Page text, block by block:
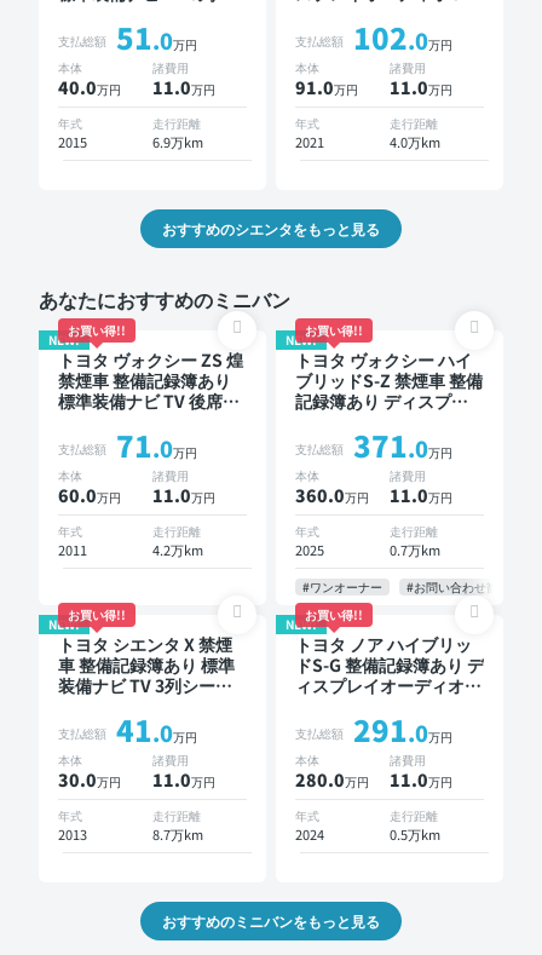
側電動スライドドア 7人
乗り
支払総額 51.0万円
本体
40.0万円
諸費用
11.0万円
年式
2015
走行距離
6.9万km
ETC 片側電動スライドド
ア 7人乗り
支払総額 102.0万円
本体
91.0万円
諸費用
11.0万円
年式
2021
走行距離
4.0万km
おすすめのシエンタをもっと見る
あなたにおすすめのミニバン
NEW!
お買い得!!
トヨタ ヴォクシー ZS 煌
禁煙車 整備記録簿あり
標準装備ナビ TV 後席モ
ックモニター 両側電動
スライドドア 8人乗り
支払総額 71.0万円
本体
60.0万円
諸費用
11.0万円
年式
2011
走行距離
4.2万km
NEW!
お買い得!!
トヨタ ヴォクシー ハイ
ブリッドS-Z 禁煙車 整備
記録簿あり ディスプレ
ニター ブラインドスポ
ットモニター デジタル
インナーミラー オート
クルーズ 3列シート スマ
ートキー ETC 電動バッ
クドア バックモニター
全方位カメラ ドライブ
レコーダー 衝突軽減 両
側電動スライドドア 7人
乗り
支払総額 371.0万円
本体
360.0万円
諸費用
11.0万円
年式
2025
走行距離
0.7万km
#ワンオーナー #お問い合わせ歓迎
NEW!
お買い得!!
トヨタ シエンタ X 禁煙
車 整備記録簿あり 標準
装備ナビ TV 3列シート
ニター 7人乗り
支払総額 41.0万円
本体
30.0万円
諸費用
11.0万円
年式
2013
走行距離
8.7万km
NEW!
お買い得!!
トヨタ ノア ハイブリッ
ドS-G 整備記録簿あり デ
ィスプレイオーディオ ※
トクルーズ 3列シート ス
マートキー バックモニ
ター ドライブレコーダ
ー 衝突軽減 7人乗り
支払総額 291.0万円
本体
280.0万円
諸費用
11.0万円
年式
2024
走行距離
0.5万km
おすすめのミニバンをもっと見る